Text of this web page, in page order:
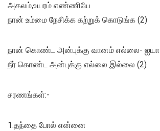
அகலம்,உயரம் எண்ணியே
நான் உம்மை நேசிக்க கற்றுக் கொடுங்க (2)
நான் கொண்ட அன்புக்கு வானம் எல்லை- ஐயா
நீர் கொண்ட அன்புக்கு எல்லை இல்லை (2)
சரணங்கள்:-
1.தந்தை போல் என்னை